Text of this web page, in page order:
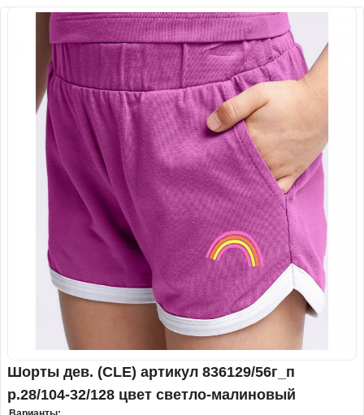
Шорты дев. (CLE) артикул 836129/56г_п
р.28/104-32/128 цвет светло-малиновый